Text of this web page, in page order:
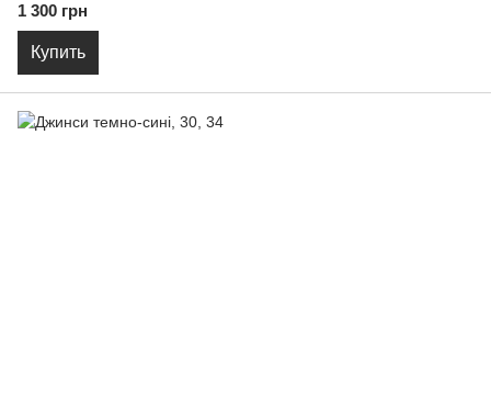
1 300 грн
Купить